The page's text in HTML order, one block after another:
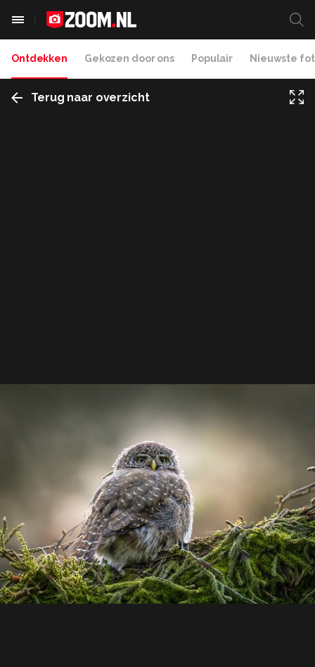
Ontdekken Gekozen door ons Populair Nieuwste
Terug naar overzicht